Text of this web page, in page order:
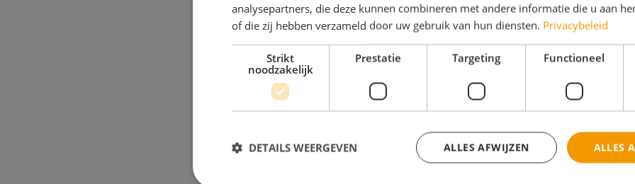
Mode en Design
"Wist jij dat deze jas van gerecycled
oceaanplastic is gemaakt?" "Serieus? Dat zie
je echt niet. Mode kan dus ook duurzaam én
modehoofdsteden van Europa o...
analysepartners, die deze kunnen combineren met andere informatie die u aan
of die zij hebben verzameld door uw gebruik van hun diensten. Privacybeleid
Strikt
noodzakelijk
Prestatie Targeting Functioneel
ALLES
ALLES AFWIJZEN
DETAILS WEERGEVEN